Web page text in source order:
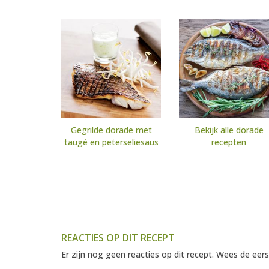
Gegrilde dorade met
taugé en peterseliesaus
Bekijk alle dorade
recepten
REACTIES OP DIT RECEPT
Er zijn nog geen reacties op dit recept. Wees de